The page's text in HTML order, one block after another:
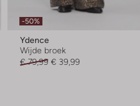
-50%
Ydence
Wijde broek
€ 79,99 € 39,99